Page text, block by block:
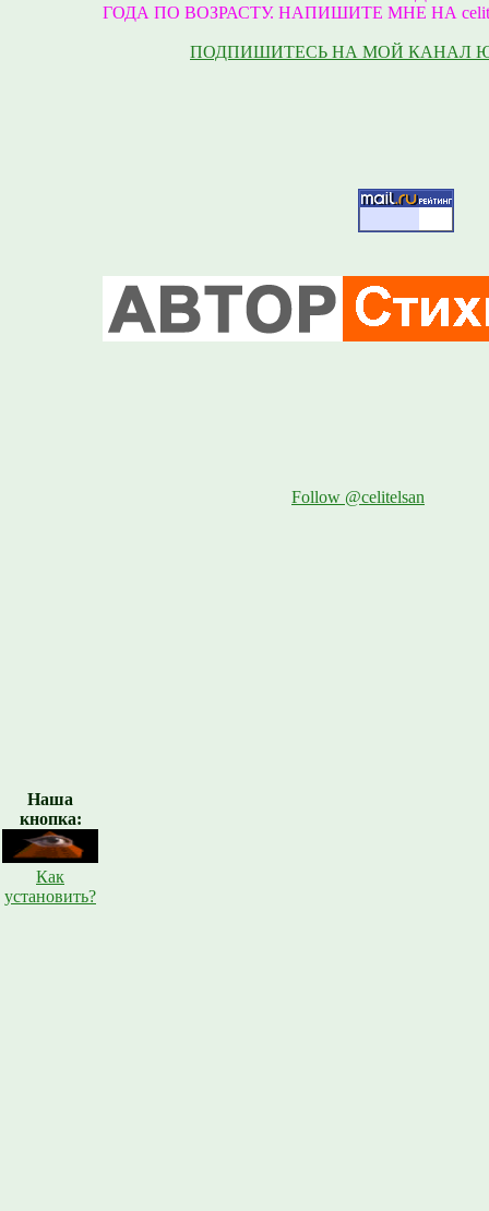
Наша
кнопка:
Как
установить?
ГОДА ПО ВОЗРАСТУ. НАПИШИТЕ МНЕ НА
ПОДПИШИТЕСЬ НА МОЙ КАНАЛ
Follow @celitelsan